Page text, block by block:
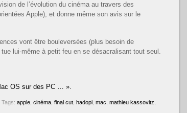
de l’évolution du cinéma au travers des
Apple), et donne même son avis sur le
vont être bouleversées (plus besoin de
lui-même à petit feu en se désacralisant tout seul.
OS sur des PC … ».
Tags: apple cinéma final cut hadopi mac mathieu kassovitz